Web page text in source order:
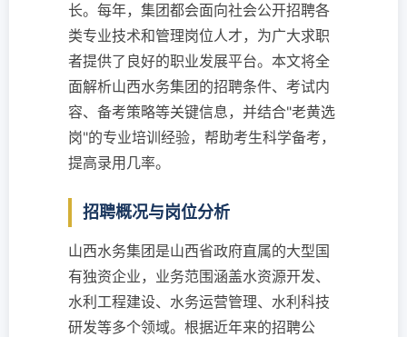
长。每年，集团都会面向社会公开招聘各
类专业技术和管理岗位人才，为广大求职
者提供了良好的职业发展平台。本文将全
面解析山西水务集团的招聘条件、考试内
容、备考策略等关键信息，并结合"老黄选
岗"的专业培训经验，帮助考生科学备考，
提高录用几率。
招聘概况与岗位分析
山西水务集团是山西省政府直属的大型国
有独资企业，业务范围涵盖水资源开发、
水利工程建设、水务运营管理、水利科技
研发等多个领域。根据近年来的招聘公